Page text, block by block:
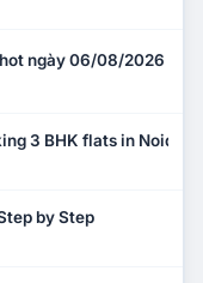
ngày 06/08/2026
3 BHK flats in Noida?
by Step